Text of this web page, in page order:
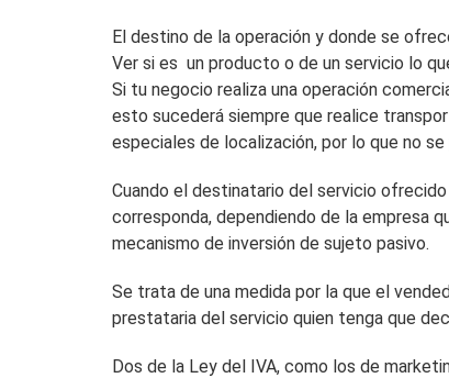
El destino de la operación y donde se
Ver si es un producto o de un servicio lo
Si tu negocio realiza una operación
esto sucederá siempre que realice
especiales de localización, por lo que no se
Cuando el destinatario del servicio
corresponda, dependiendo de la empresa
mecanismo de inversión de sujeto pasivo.
Se trata de una medida por la que el
prestataria del servicio quien tenga que
Dos de la Ley del IVA, como los de